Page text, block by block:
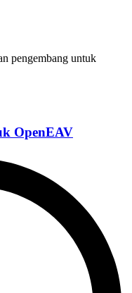
pengembang untuk
OpenEAV